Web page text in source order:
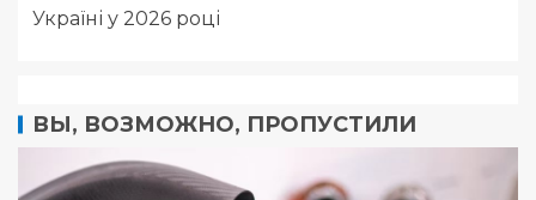
Україні у 2026 році
ВЫ, ВОЗМОЖНО, ПРОПУСТИЛИ